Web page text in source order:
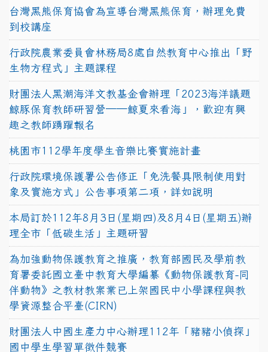
台灣黑熊保育協會為宣導台灣黑熊保育，辦理免費
到校講座
行政院農業委員會林務局8處自然教育中心推出「野
生物方程式」主題課程
財團法人黑潮海洋文教基金會辦理「2023海洋議題
鯨豚保育教師研習營──鯨夏來看海」，歡迎有興
趣之教師踴躍報名
桃園市112學年度學生音樂比賽實施計畫
行政院環境保護署公告修正「免洗餐具限制使用對
象及實施方式」公告事項第二項，詳如說明
本局訂於112年8月3日(星期四)及8月4日(星期五)辦
理全市「低碳生活」主題研習
為加強動物保護教育之推廣，教育部國民及學前教
育署委託國立臺中教育大學編纂《動物保護教育-同
伴動物》之教材教案業已上架國民中小學課程與教
學資源整合平臺(CIRN)
財團法人中國生產力中心辦理112年「豬豬小偵探」
國中學生學習單徵件競賽